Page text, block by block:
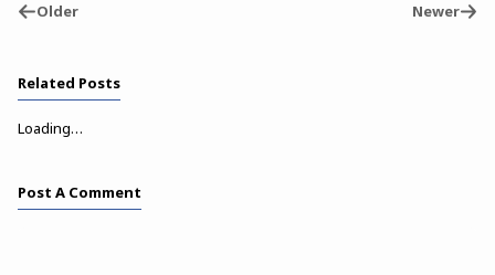
Older Newer
Related Posts
Loading…
Post A Comment